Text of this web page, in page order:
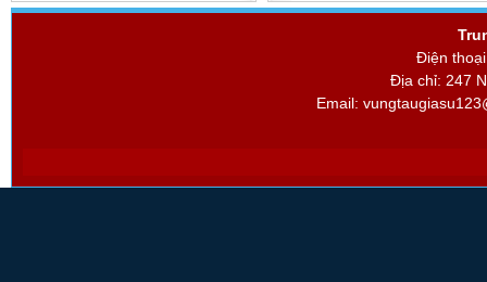
Điện
Địa chỉ: 247
Email: